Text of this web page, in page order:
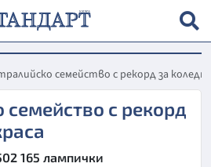
семейство с рекорд за
семейство с рекорд
165 лампички